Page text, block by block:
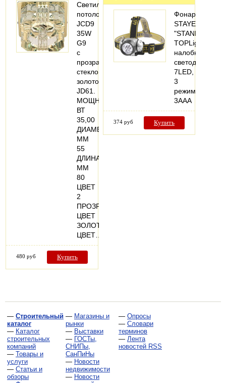
Светильник
потолочный:
JCD9
35W
G9
с
прозрачным
стеклом,
золото,
JD61.
МОЩНОСТЬ,
ВТ
35,00
ДИАМЕТР,
ММ
55
ДЛИНА,
ММ
80
ЦВЕТ
2
ПРОЗРАЧНЫЙ
ЦВЕТ
ЗОЛОТО
ЦВЕТ…
480 руб Купить
Фонарь
STAYER
"STANDARD"
TOPLight
налобный
светодиодный,
7LED,
3
режима,
3ААА
374 руб Купить
— Строительный
каталог
— Каталог
строительных
компаний
— Товары и
услуги
— Статьи и
обзоры
— Магазины и
рынки
— Выставки
— ГОСТы,
СНИПы,
СанПиНы
— Новости
недвижимости
— Новости
— Опросы
— Словари
терминов
— Лента
новостей RSS